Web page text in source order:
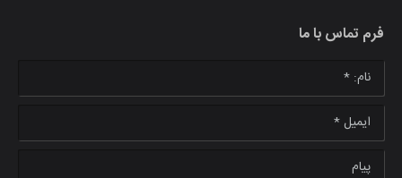
فرم تماس با ما
نام: *
ایمیل *
پیام